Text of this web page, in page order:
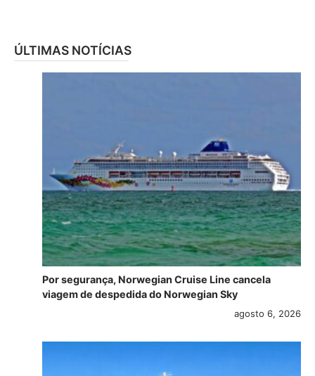
ÚLTIMAS NOTÍCIAS
Por segurança, Norwegian Cruise Line cancela
viagem de despedida do Norwegian Sky
agosto 6, 2026